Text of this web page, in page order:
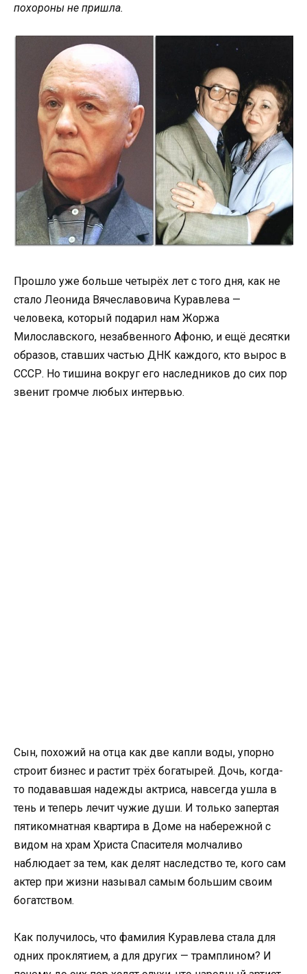
похороны не пришла.
Прошло уже больше четырёх лет с того дня, как не
стало Леонида Вячеславовича Куравлева —
человека, который подарил нам Жоржа
Милославского, незабвенного Афоню, и ещё десятки
образов, ставших частью ДНК каждого, кто вырос в
СССР. Но тишина вокруг его наследников до сих пор
звенит громче любых интервью.
Сын, похожий на отца как две капли воды, упорно
строит бизнес и растит трёх богатырей. Дочь, когда-
то подававшая надежды актриса, навсегда ушла в
тень и теперь лечит чужие души. И только запертая
пятикомнатная квартира в Доме на набережной с
видом на храм Христа Спасителя молчаливо
наблюдает за тем, как делят наследство те, кого сам
актер при жизни называл самым большим своим
богатством.
Как получилось, что фамилия Куравлева стала для
одних проклятием, а для других — трамплином? И